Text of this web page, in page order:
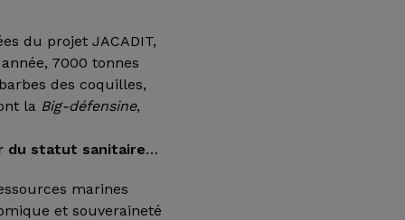
du projet JACADIT,
7000 tonnes
des coquilles,
la Big-défensine,
du statut sanitaire…
marines
et souveraineté